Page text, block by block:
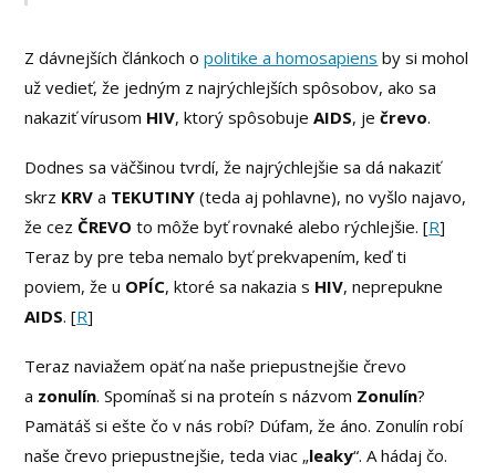
Z dávnejších článkoch opolitike a homosapiens by si mohol
už vedieť, že jedným z najrýchlejších spôsobov, ako sa
nakaziť vírusom HIV, ktorý spôsobujeAIDS, ječrevo.
Dodnes sa väčšinou tvrdí, že najrýchlejšie sa dá nakaziť
skrz KRV a TEKUTINY (teda aj pohlavne), no vyšlo najavo,
že cezČREVO to môže byť rovnaké alebo rýchlejšie. [R]
Teraz by pre teba nemalo byť prekvapením, keď ti
poviem, že u OPÍC, ktoré sa nakazia s HIV, neprepukne
AIDS. [R]
Teraz naviažem opäť na naše priepustnejšie črevo
a zonulín. Spomínaš si na proteín s názvom Zonulín?
Pamätáš si ešte čo v nás robí? Dúfam, že áno. Zonulín robí
naše črevo priepustnejšie, teda viac „leaky“. A hádaj čo.